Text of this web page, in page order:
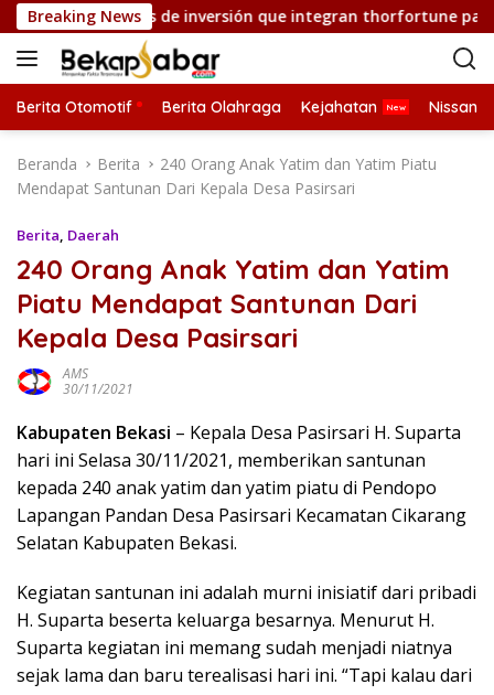
a
g
u
Breaking News
innovadoras de inversión que integran thorfortune para
Berita Otomotif Berita Olahraga Kejahatan Nissan
Beranda Berita
240 Orang Anak Yatim dan Yatim Piatu
Mendapat Santunan Dari Kepala Desa Pasirsari
Berita, Daerah
240 Orang Anak Yatim dan Yatim
Piatu Mendapat Santunan Dari
Kepala Desa Pasirsari
AMS
30/11/2021
Kabupaten Bekasi – Kepala Desa Pasirsari H. Suparta
hari ini Selasa 30/11/2021, memberikan santunan
kepada 240 anak yatim dan yatim piatu di Pendopo
Lapangan Pandan Desa Pasirsari Kecamatan Cikarang
Selatan Kabupaten Bekasi.
Kegiatan santunan ini adalah murni inisiatif dari pribadi
H. Suparta beserta keluarga besarnya. Menurut H.
Suparta kegiatan ini memang sudah menjadi niatnya
sejak lama dan baru terealisasi hari ini. “Tapi kalau dari